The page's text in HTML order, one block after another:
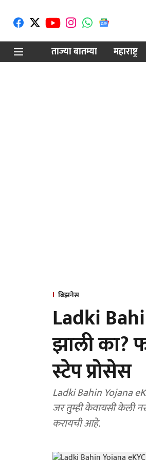
ताज्या बातम्या
महाराष्ट्र
बिझनेस
Ladki
झाली का?
स्टेप प्रोसेस
Ladki Bahin Yojana
जर तुम्ही केवायसी केली
करायची आहे.